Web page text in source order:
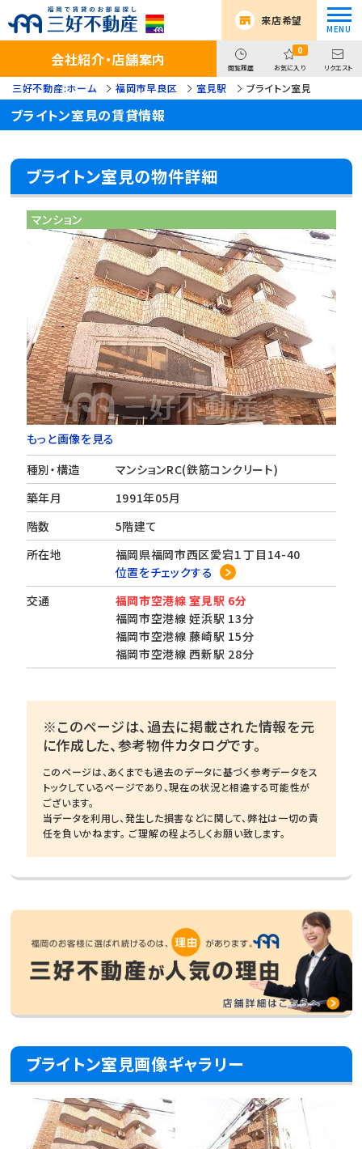
来店希望
会社紹介・店舗案内 閲覧履歴
0
お気に入り リクエスト
三好不動産:ホーム 福岡市早良区 室見駅 ブライトン室見
ブライトン室見の賃貸情報
ブライトン室見の物件詳細
マンション
もっと画像を見る
種別・構造
マンションRC(鉄筋コンクリート)
築年月
1991年05月
階数
5階建て
所在地
福岡県福岡市西区愛宕１丁目14-40
位置をチェックする
交通
福岡市空港線 室見駅 6分
福岡市空港線 姪浜駅 13分
福岡市空港線 藤崎駅 15分
福岡市空港線 西新駅 28分
※このページは、過去に掲載された情報を元
に作成した、参考物件カタログです。
このページは、あくまでも過去のデータに基づく参考データをス
トックしているページであり、現在の状況と相違する可能性が
ございます。
当データを利用し、発生した損害などに関して、弊社は一切の責
任を負いかねます。 ご理解の程よろしくお願い致します。
ブライトン室見画像ギャラリー